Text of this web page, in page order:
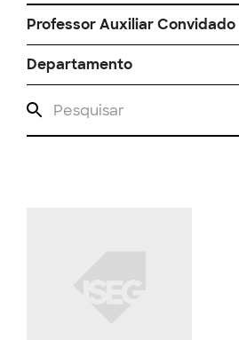
Professor Auxiliar Convidado
Departamento